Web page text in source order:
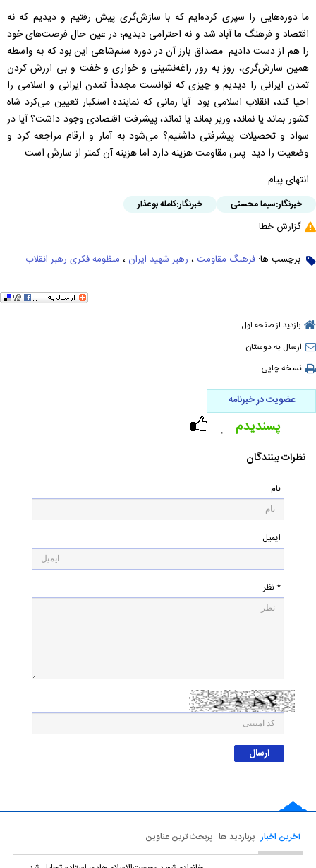
ما دوره‌هایی را سپری کرده‌ایم که با سازش‌گری پیش رفتیم و دیدیم که نه
اقتصاد و فرهنگ ما آباد شد و نه احترامی دیدیم؛ در عین حال فرصت‌های خود
را هم از دست دادیم. مصداق بارز آن در دوره ستم‌شاهی این بود که به واسطه
همین سازش‌گری، روز به روز زاغه‌نشینی و خواری و خفت و بی ارزش کردن
تمدن ایرانی را دیدیم و چیزی که توانست مجدداً تمدن ایرانی و اسلامی را
احیا کند، انقلاب اسلامی بود. آیا زمانی که نماینده استکبار تعیین می‌کرد شاه
کشور بماند یا نماند، وزیر بماند یا نماند، پیشرفت اقتصادی وجود داشت؟ آیا در
سواد و تحصیلات پیشرفتی داشتیم؟ می‌شود به آمار و ارقام مراجعه کرد و
وضعیت را دید. پس مقاومت هزینه دارد اما هزینه آن کمتر از سازش است.
انتهای پیام
خبرنگار:سیما محسنی خبرنگار:کامله بوعذار
گزارش خطا
برچسب ها: فرهنگ مقاومت ، رهبر شهید ایران ، منظومه فکری رهبر انقلاب
بازدید از صفحه اول
ارسال به دوستان
نسخه چاپی
عضویت در خبرنامه
۰ پسندیدم
نظرات بینندگان
نام
ایمیل
* نظر
آخرین اخبار پربازدید ها پربحث ترین عناوین